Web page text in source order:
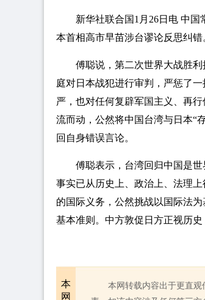
新华社联合国1月26日电 中
本首相高市早苗涉台谬论反思纠错
傅聪说，第二次世界大战胜
庭对日本战犯进行审判，严惩了
严，也对任何复辟军国主义、再
流而动，公然将中国台湾与日本“
回自身错误言论。
傅聪表示，台湾回归中国是
事实已从历史上、政治上、法理
的国际义务，公然挑战以国际法
基本准则。中方敦促日方正视历
本
网
本网转载内容出于更直